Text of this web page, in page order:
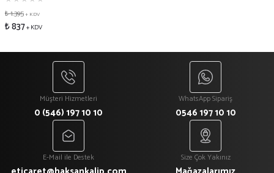
₺ 1.395+ KDV
₺ 837+ KDV
Müşteri Hizmetleri
0 (546) 197 10 10
WhatsApp Sipariş
0546 197 10 10
E-Mail ile Destek Size Çok Yakınız